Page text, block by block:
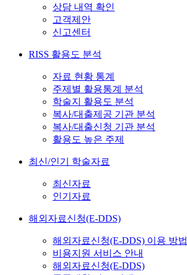
상담 내역 확인
고객제안
신고센터
RISS 활용도 분석
자료 현황 통계
주제별 활용통계 분석
학술지 활용도 분석
복사/대출제공 기관 분석
복사/대출신청 기관 분석
활용도 높은 주제
최신/인기 학술자료
최신자료
인기자료
해외자료신청(E-DDS)
해외자료신청(E-DDS) 이용 방법
비용지원 서비스 안내
해외자료신청(E-DDS)